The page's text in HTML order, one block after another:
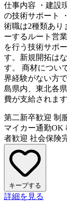
仕事内容
・建設
の技術サポート
術職は2種類あ
ーするルート営
を行う技術サポ
す。新規開拓は
す。 商材につい
界経験がない方
島県内、東北各
費が支給されます
第二新卒歓迎 制
マイカー通勤OK
者歓迎 社会保険
キープする
詳細を見る